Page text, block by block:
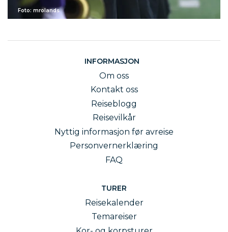
Dag 4
Etter at dere har spise frokost er det på tide å
Vi benytter hotell i sentrum/gamlebyen i Riga.
Vil du ha forslag på korpstur til Riga?
Kontakt Temareiser Korpstur
Foto: mrolands
INFORMASJON
Om oss
Kontakt oss
Reiseblogg
Reisevilkår
Nyttig informasjon før avreise
Personvernerklæring
FAQ
TURER
Reisekalender
Temareiser